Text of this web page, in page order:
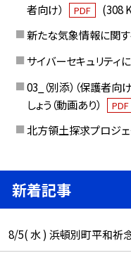
者向け）
PDF
(308
新たな気象情報に関
サイバーセキュリティ
03_（別添）（保護者
しょう（動画あり）
PDF
北方領土探求プロジェ
新着記事
8/5( 水 ) 浜頓別町平和祈